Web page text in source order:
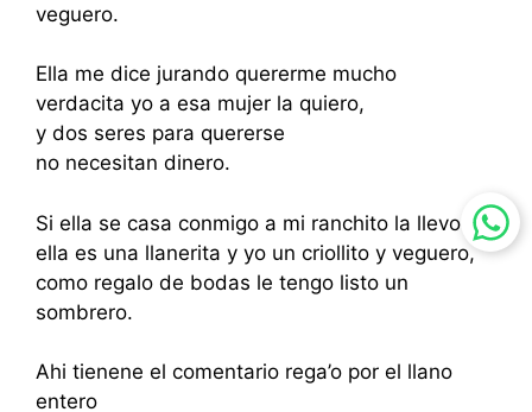
veguero.
Ella me dice jurando quererme mucho
verdacita yo a esa mujer la quiero,
y dos seres para quererse
no necesitan dinero.
Si ella se casa conmigo a mi ranchito la llevo
ella es una llanerita y yo un criollito y veguero,
como regalo de bodas le tengo listo un
sombrero.
Ahi tienene el comentario rega’o por el llano
entero